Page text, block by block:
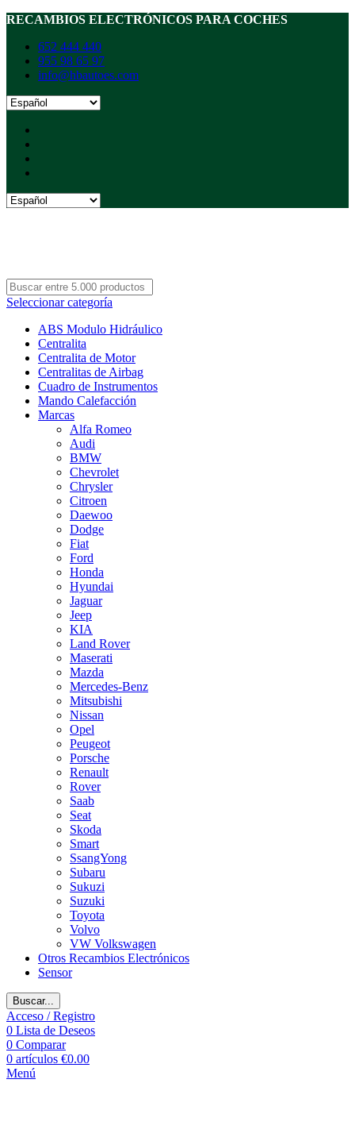
RECAMBIOS ELECTRÓNICOS PARA COCHES
652 444 440
955 98 65 97
info@hbautoes.com
Seleccionar categoría
ABS Modulo Hidráulico
Centralita
Centralita de Motor
Centralitas de Airbag
Cuadro de Instrumentos
Mando Calefacción
Marcas
Alfa Romeo
Audi
BMW
Chevrolet
Chrysler
Citroen
Daewoo
Dodge
Fiat
Ford
Honda
Hyundai
Jaguar
Jeep
KIA
Land Rover
Maserati
Mazda
Mercedes-Benz
Mitsubishi
Nissan
Opel
Peugeot
Porsche
Renault
Rover
Saab
Seat
Skoda
Smart
SsangYong
Subaru
Sukuzi
Suzuki
Toyota
Volvo
VW Volkswagen
Otros Recambios Electrónicos
Sensor
Buscar...
Acceso / Registro
0 Lista de Deseos
0 Comparar
0 artículos €0.00
Menú